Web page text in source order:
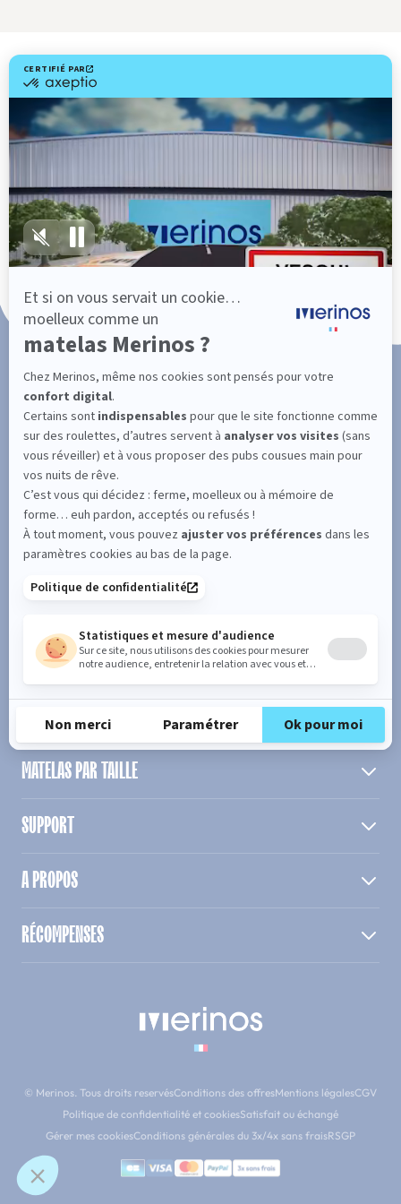
Livraison gratuite
Fabrication Française
101 nuits d'essai*
Paiement en 3x ou 4x sans frais
SUIVEZ L'ACTUALITÉ DE MERINOS !
Entrez votre adresse email
S'inscrire
En cochant cette case, vous confirmez avoir plus de 16 ans et
acceptez de recevoir notre Newsletter incluant des informations
concernant les offres, services, produits ou évènements de Bultex
conformément à
notre politique de protection des données personnelles.
PRODUIT
MATELAS PAR TAILLE
SUPPORT
A PROPOS
RÉCOMPENSES
© Merinos. Tous droits reservésConditions des offresMentions légalesCGV
Politique de confidentialité et cookiesSatisfait ou échangé
Gérer mes cookiesConditions générales du 3x/4x sans fraisRSGP